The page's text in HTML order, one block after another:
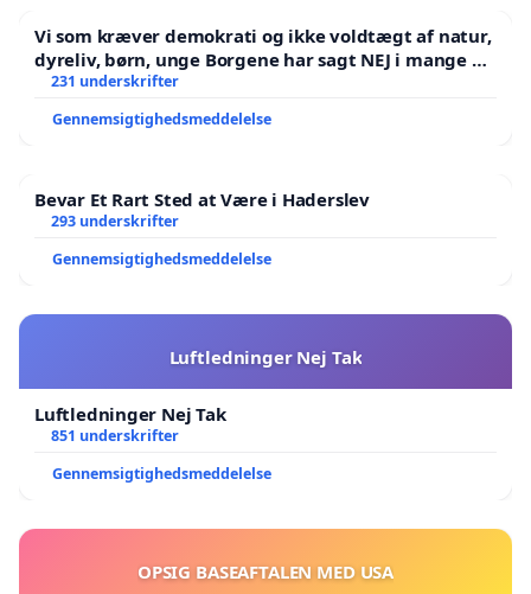
Vi som kræver demokrati og ikke voldtægt af natur,
dyreliv, børn, unge Borgene har sagt NEJ i mange år.
Der er
231 underskrifter
Gennemsigtighedsmeddelelse
Bevar Et Rart Sted at Være i Haderslev
293 underskrifter
Gennemsigtighedsmeddelelse
Luftledninger Nej Tak
Luftledninger Nej Tak
851 underskrifter
Gennemsigtighedsmeddelelse
OPSIG BASEAFTALEN MED USA